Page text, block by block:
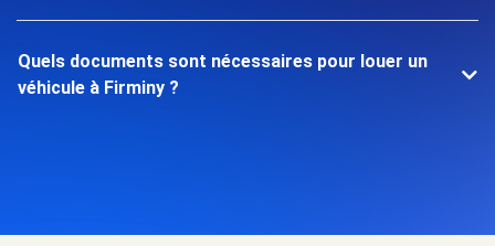
Quels documents sont nécessaires pour louer un
véhicule à Firminy ?